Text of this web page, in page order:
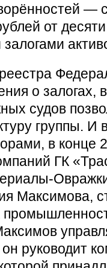
—
от
о
судов
группы. И
в конце
ГК
Максимова,
руководит